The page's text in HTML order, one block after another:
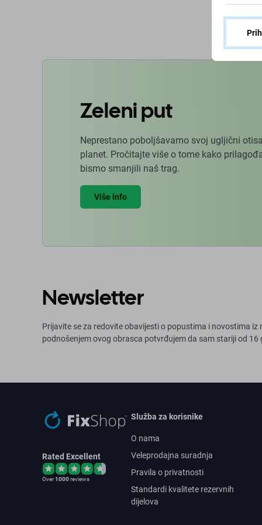
Zeleni put
Neprestano poboljšavamo svoj ugljični
planet. Pročitajte više o tome kako
bismo smanjili naš trag.
Više info
Newsletter
Prijavite se za redovite obavijesti o popustima i novostima iz
podnošenjem ovog obrasca potvrđujem da sam stariji od 16
Rated Excellent
Over1000reviews
Služba za korisnike
O nama
Veleprodajna suradnja
Pravila o privatnosti
Standardi kvalitete rezervnih
dijelova